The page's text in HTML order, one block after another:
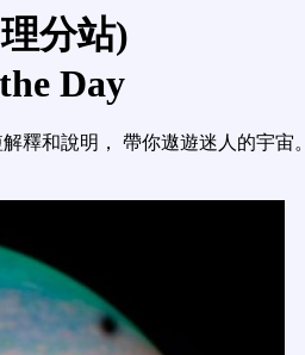
分站)
Day
釋和說明， 帶你遨遊迷人的宇宙。